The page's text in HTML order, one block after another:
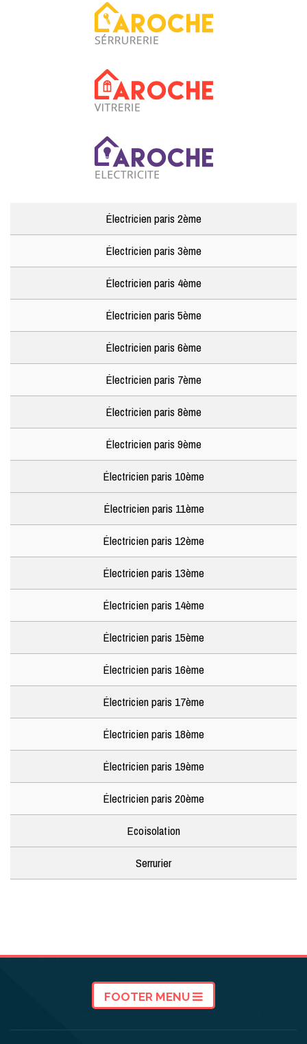
Électricien paris 2ème
Électricien paris 3ème
Électricien paris 4ème
Électricien paris 5ème
Électricien paris 6ème
Électricien paris 7ème
Électricien paris 8ème
Électricien paris 9ème
Électricien paris 10ème
Électricien paris 11ème
Électricien paris 12ème
Électricien paris 13ème
Électricien paris 14ème
Électricien paris 15ème
Électricien paris 16ème
Électricien paris 17ème
Électricien paris 18ème
Électricien paris 19ème
Électricien paris 20ème
Ecoisolation
Serrurier
FOOTER MENU